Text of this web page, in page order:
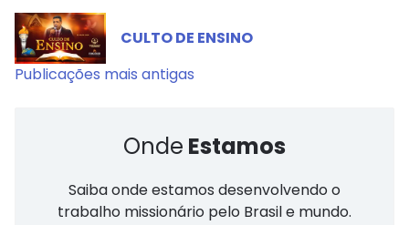
CULTO DE ENSINO
Navegação
Publicações mais antigas
Onde Estamos
Saiba onde estamos desenvolvendo o
trabalho missionário pelo Brasil e mundo.